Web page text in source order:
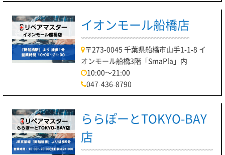
イオンモール船橋店
〒273-0045 千葉県船橋市山手1-1-8 イ
オンモール船橋3階「SmaPla」内
10:00～21:00
047-436-8790
ららぽーとTOKYO-BAY
店